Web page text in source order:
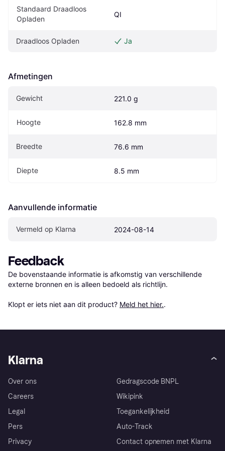
Standaard Draadloos
Opladen
QI
Draadloos Opladen Ja
Afmetingen
Gewicht 221.0 g
Hoogte 162.8 mm
Breedte 76.6 mm
Diepte 8.5 mm
Aanvullende informatie
Vermeld op Klarna 2024-08-14
Feedback
De bovenstaande informatie is afkomstig van verschillende
externe bronnen en is alleen bedoeld als richtlijn.
Klopt er iets niet aan dit product? Meld het hier..
Klarna
Over ons
Careers
Legal
Pers
Privacy
Gedragscode BNPL
Wikipink
Toegankelijkheid
Auto-Track
Contact opnemen met Klarna